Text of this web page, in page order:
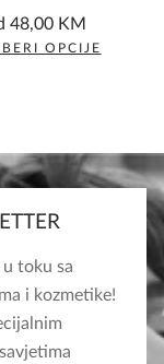
chosen
0,0
rating
48,00 KM
OPCIJE
multiple
variants.
The
may
be
chosen
on
toku sa
i kozmetike!